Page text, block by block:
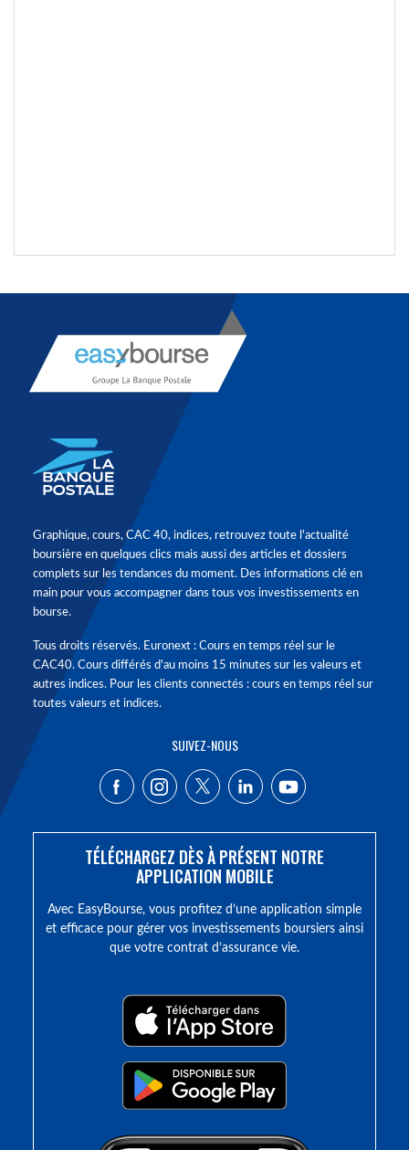
Graphique, cours, CAC 40, indices, retrouvez toute l'actualité
boursière en quelques clics mais aussi des articles et dossiers
complets sur les tendances du moment. Des informations clé en
main pour vous accompagner dans tous vos investissements en
bourse.
Tous droits réservés. Euronext : Cours en temps réel sur le
CAC40. Cours différés d'au moins 15 minutes sur les valeurs et
autres indices. Pour les clients connectés : cours en temps réel sur
toutes valeurs et indices.
SUIVEZ-NOUS
TÉLÉCHARGEZ DÈS À PRÉSENT NOTRE
APPLICATION MOBILE
Avec EasyBourse, vous profitez d’une application simple
et efficace pour gérer vos investissements boursiers ainsi
que votre contrat d’assurance vie.